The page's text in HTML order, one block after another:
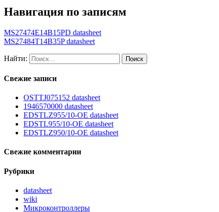
Навигация по записям
MS27474E14B15PD datasheet
MS27484T14B35P datasheet
Найти:
Свежие записи
OSTTJ075152 datasheet
1946570000 datasheet
EDSTLZ955/10-OE datasheet
EDSTL955/10-OE datasheet
EDSTLZ950/10-OE datasheet
Свежие комментарии
Рубрики
datasheet
wiki
Микроконтроллеры